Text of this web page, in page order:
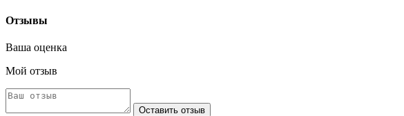
Отзывы
Ваша оценка
Мой отзыв
Оставить отзыв